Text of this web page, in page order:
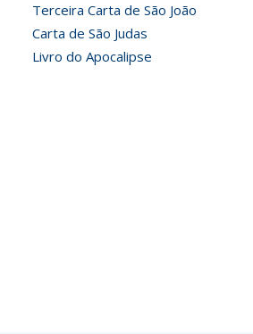
Terceira Carta de São João
Carta de São Judas
Livro do Apocalipse